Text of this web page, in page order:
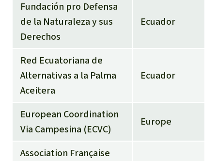
Fundación pro Defensa
de la Naturaleza y sus
Derechos
Ecuador
Red Ecuatoriana de
Alternativas a la Palma
Aceitera
Ecuador
European Coordination
Via Campesina (ECVC)
Europe
Association Française